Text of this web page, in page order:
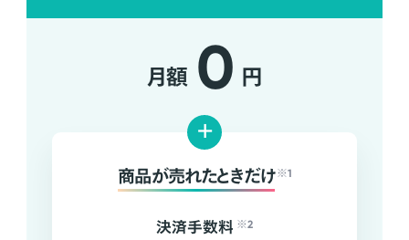
月額 0 円
+
商品が売れたときだけ ※1
決済手数料 ※2